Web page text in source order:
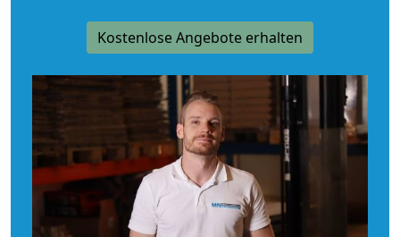
Kostenlose Angebote erhalten